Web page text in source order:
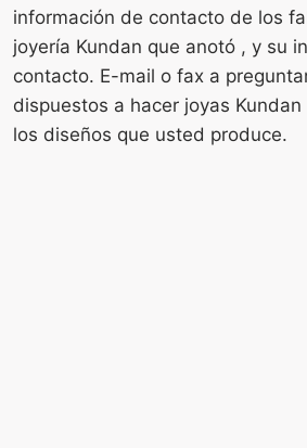
información de contacto de los
joyería Kundan que anotó , y su
contacto. E-mail o fax a
dispuestos a hacer joyas
los diseños que usted produce.